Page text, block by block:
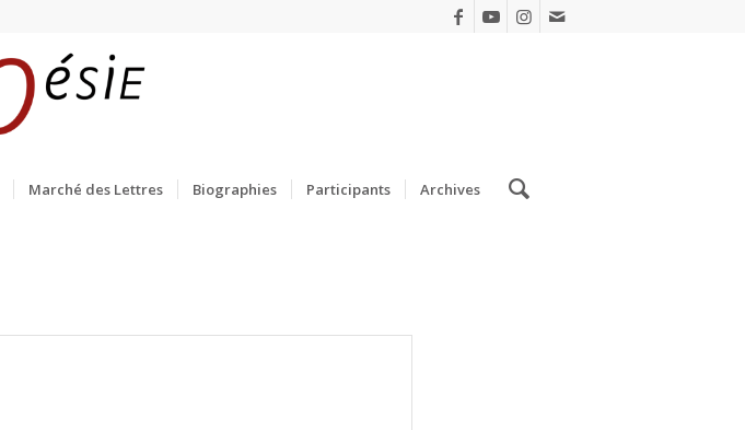
Marché des Lettres Biographies Participants Archives